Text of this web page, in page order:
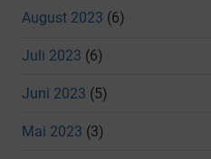
August 2023 (6)
Juli 2023 (6)
Juni 2023 (5)
Mai 2023 (3)